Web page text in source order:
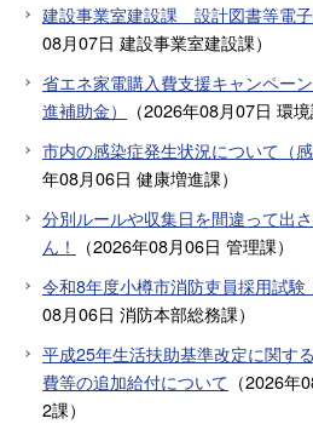
建設事業室建設課 設計図書等電
08月07日 建設事業室建設課）
省エネ家電購入費支援キャンペー
進補助金）
（2026年08月07日 環
市内の感染症発生状況について（
年08月06日 健康増進課）
分別ルールや収集日を間違って出
ん！
（2026年08月06日 管理課）
令和8年度小樽市消防吏員採用試験
08月06日 消防本部総務課）
平成25年生活扶助基準改定に関す
費等の追加給付について （2026年
2課）